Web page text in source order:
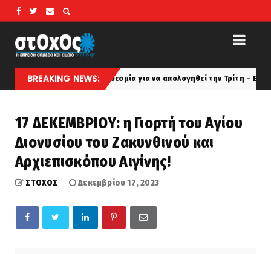
BREAKING NEWS:
προθεσμία για να απολογηθεί την Τρίτη – Επιστρέφει στα
17 ΔΕΚΕΜΒΡΙΟΥ: η Γιορτή του Αγίου
Διονυσίου του Ζακυνθινού και
Αρχιεπισκόπου Αιγίνης!
ΣΤΟΧΟΣ Δεκεμβρίου 17, 2023